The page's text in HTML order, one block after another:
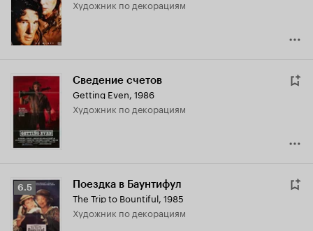
6.4
Художник по декорациям
Сведение счетов
Getting Even, 1986
Художник по декорациям
Рейтинг
Кинопоиска
6.5
6.5 Поездка в Баунтифул
The Trip to Bountiful, 1985
Художник по декорациям